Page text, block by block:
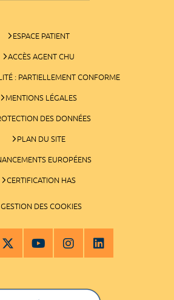
ESPACE PATIENT
ACCÈS AGENT CHU
: PARTIELLEMENT CONFORME
MENTIONS LÉGALES
DES DONNÉES
PLAN DU SITE
EUROPÉENS
CERTIFICATION HAS
GESTION DES COOKIES